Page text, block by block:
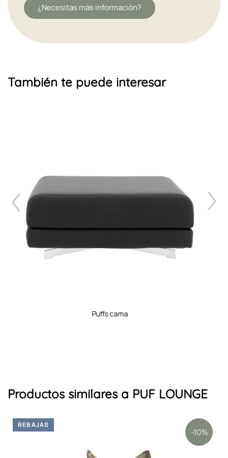
¿Necesitas más información?
También te puede interesar
Productos similares a PUF LOUNGE
-10%
REBAJAS